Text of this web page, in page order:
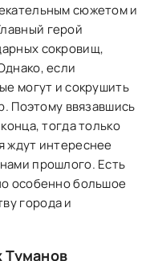
сюжетом и
герой
сокровищ,
если
могут и сокрушить
Поэтому ввязавшись
тогда только
ждут интереснее
прошлого. Есть
особенно большое
города и
Туманов